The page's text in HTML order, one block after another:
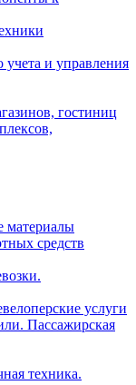
учета и управления
гостиниц
материалы
средств
услуги
Пассажирская
техника.